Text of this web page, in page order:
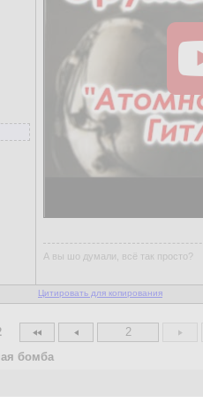
А вы шо думали, всё так просто?
Цитировать для копирования
2
бомба